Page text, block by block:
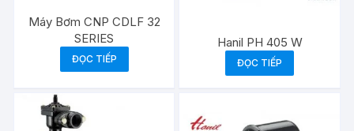
Máy Bơm CNP CDLF 32
SERIES
ĐỌC TIẾP
Hanil PH 405 W
ĐỌC TIẾP